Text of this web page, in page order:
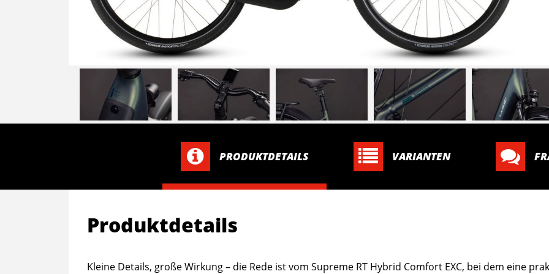
PRODUKTDETAILS VARIANTEN
Produktdetails
Kleine Details, große Wirkung – die Rede ist vom Supreme RT Hybrid Comfort EXC, bei dem eine